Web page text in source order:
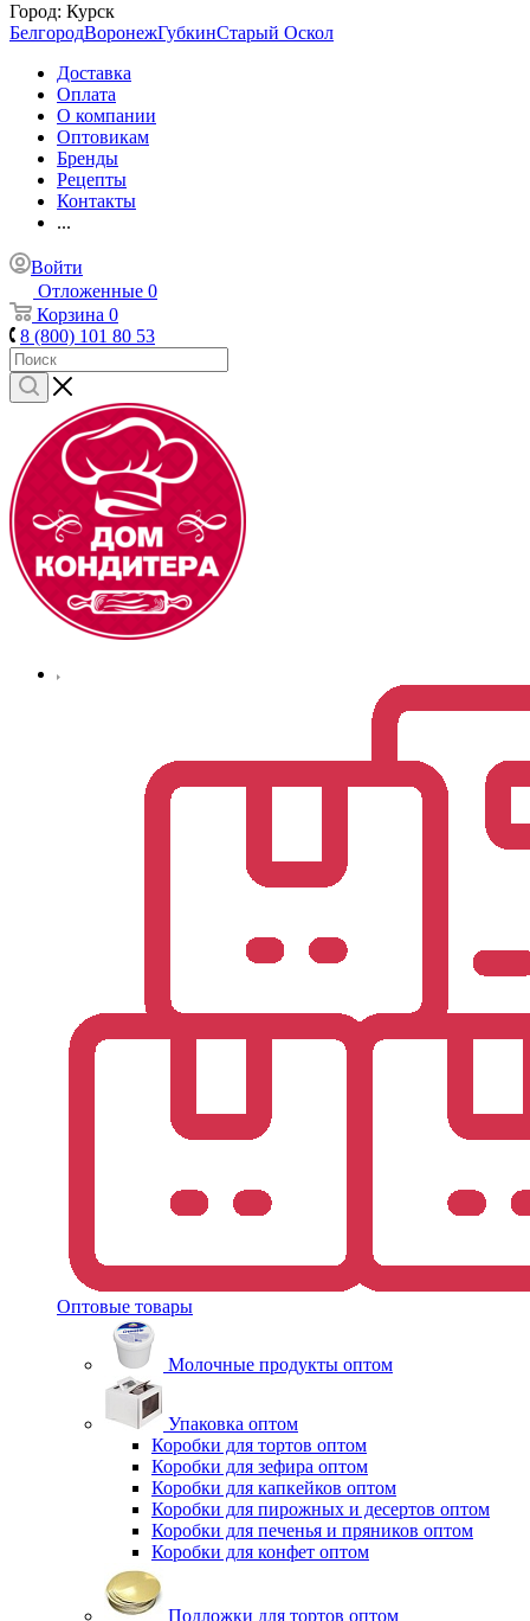
Город: Курск
БелгородВоронежГубкинСтарый Оскол
Доставка
Оплата
О компании
Оптовикам
Бренды
Рецепты
Контакты
...
Войти
Отложенные 0
Корзина 0
8 (800) 101 80 53
Оптовые товары
Молочные продукты оптом
Упаковка оптом
Коробки для тортов оптом
Коробки для зефира оптом
Коробки для капкейков оптом
Коробки для пирожных и десертов оптом
Коробки для печенья и пряников оптом
Коробки для конфет оптом
Подложки для тортов оптом